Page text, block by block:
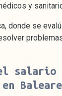
y
donde se
salario